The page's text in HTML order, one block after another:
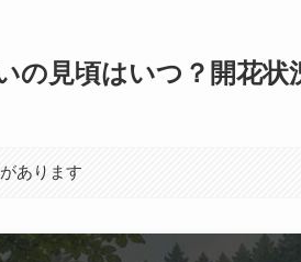
の見頃はいつ？開花
あります